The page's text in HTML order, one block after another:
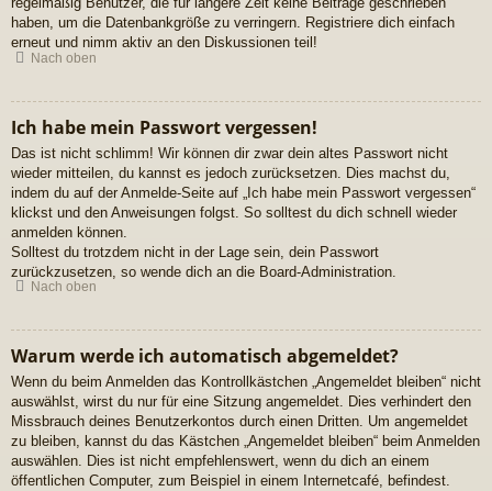
haben, um die Datenbankgröße zu verringern. Registriere dich einfach
erneut und nimm aktiv an den Diskussionen teil!
Nach oben
Ich habe mein Passwort vergessen!
Das ist nicht schlimm! Wir können dir zwar dein altes Passwort nicht
wieder mitteilen, du kannst es jedoch zurücksetzen. Dies machst du,
indem du auf der Anmelde-Seite auf „Ich habe mein Passwort vergessen“
klickst und den Anweisungen folgst. So solltest du dich schnell wieder
anmelden können.
Solltest du trotzdem nicht in der Lage sein, dein Passwort
zurückzusetzen, so wende dich an die Board-Administration.
Nach oben
Warum werde ich automatisch abgemeldet?
Wenn du beim Anmelden das Kontrollkästchen „Angemeldet bleiben“ nicht
auswählst, wirst du nur für eine Sitzung angemeldet. Dies verhindert den
Missbrauch deines Benutzerkontos durch einen Dritten. Um angemeldet
zu bleiben, kannst du das Kästchen „Angemeldet bleiben“ beim Anmelden
auswählen. Dies ist nicht empfehlenswert, wenn du dich an einem
öffentlichen Computer, zum Beispiel in einem Internetcafé, befindest.